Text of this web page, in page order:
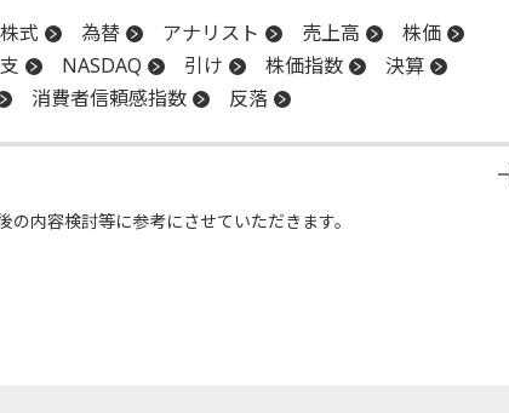
株式 為替 アナリスト 売上高
株価
NASDAQ 引け 株価指数
決算
消費者信頼感指数 反落
内容検討等に参考にさせていただきます。